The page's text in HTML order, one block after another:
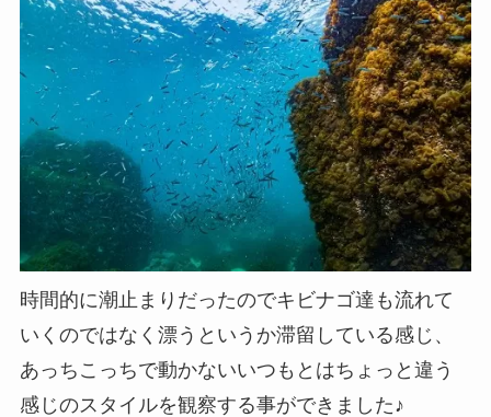
時間的に潮止まりだったのでキビナゴ達も流れて
いくのではなく漂うというか滞留している感じ、
あっちこっちで動かないいつもとはちょっと違う
感じのスタイルを観察する事ができました♪